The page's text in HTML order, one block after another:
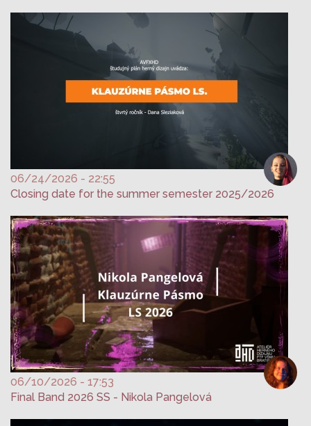
06/24/2026 - 22:55
Closing date for the summer semester 2025/2026
06/10/2026 - 17:53
Final Band 2026 SS - Nikola Pangelová